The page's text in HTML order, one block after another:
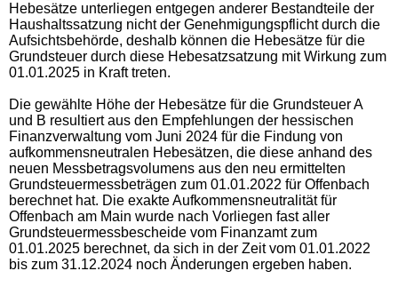
Hebesätze unterliegen entgegen anderer Bestandteile der
Haushaltssatzung nicht der Genehmigungspflicht durch die
Aufsichtsbehörde, deshalb können die Hebesätze für die
Grundsteuer durch diese Hebesatzsatzung mit Wirkung zum
01.01.2025 in Kraft treten.
Die gewählte Höhe der Hebesätze für die Grundsteuer A
und B resultiert aus den Empfehlungen der hessischen
Finanzverwaltung vom Juni 2024 für die Findung von
aufkommensneutralen Hebesätzen, die diese anhand des
neuen Messbetragsvolumens aus den neu ermittelten
Grundsteuermessbeträgen zum 01.01.2022 für Offenbach
berechnet hat. Die exakte Aufkommensneutralität für
Offenbach am Main wurde nach Vorliegen fast aller
Grundsteuermessbescheide vom Finanzamt zum
01.01.2025 berechnet, da sich in der Zeit vom 01.01.2022
bis zum 31.12.2024 noch Änderungen ergeben haben.